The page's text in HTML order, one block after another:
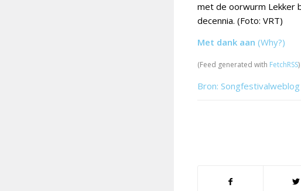
met de oorwurm Lekker
decennia. (Foto: VRT)
Met dank aan (Why?)
(Feed generated with FetchRSS)
Bron: Songfestivalweblog